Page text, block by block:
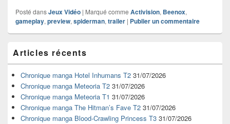
Posté dansJeux Vidéo | Marqué comme Activision, Beenox,
gameplay, preview, spiderman, trailer | Publier un commentaire
principale
de
widget
pour
barre
latérale
Articles récents
Chronique manga Hotel Inhumans T2 31/07/2026
Chronique manga Meteoria T2 31/07/2026
Chronique manga Meteoria T1 31/07/2026
Chronique manga The Hitman’s Fave T2 31/07/2026
Chronique manga Blood-Crawling Princess T3 31/07/2026